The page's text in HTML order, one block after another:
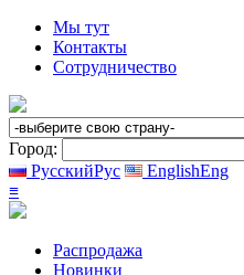
Мы тут
Контакты
Сотрудничество
Город:
РусскийРус EnglishEng
≡
Распродажа
Новинки